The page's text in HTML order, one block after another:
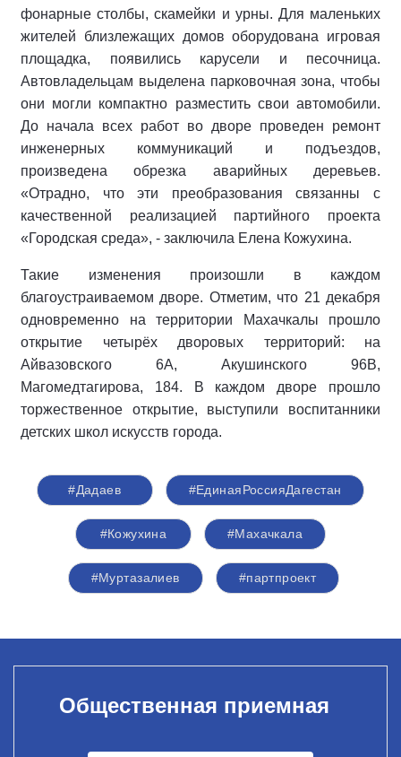
фонарные столбы, скамейки и урны. Для маленьких
жителей близлежащих домов оборудована игровая
площадка, появились карусели и песочница.
Автовладельцам выделена парковочная зона, чтобы
они могли компактно разместить свои автомобили.
До начала всех работ во дворе проведен ремонт
инженерных коммуникаций и подъездов,
произведена обрезка аварийных деревьев.
«Отрадно, что эти преобразования связанны с
качественной реализацией партийного проекта
«Городская среда», - заключила Елена Кожухина.
Такие изменения произошли в каждом
благоустраиваемом дворе. Отметим, что 21 декабря
одновременно на территории Махачкалы прошло
открытие четырёх дворовых территорий: на
Айвазовского 6А, Акушинского 96В,
Магомедтагирова, 184. В каждом дворе прошло
торжественное открытие, выступили воспитанники
детских школ искусств города.
#Дадаев #ЕдинаяРоссияДагестан
#Кожухина #Махачкала
#Муртазалиев #партпроект
Общественная приемная